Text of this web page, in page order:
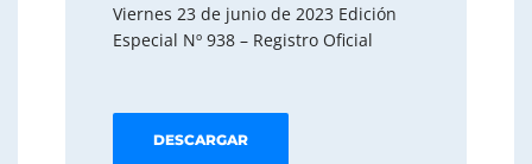
Viernes 23 de junio de 2023 Edición
Especial Nº 938 – Registro Oficial
DESCARGAR